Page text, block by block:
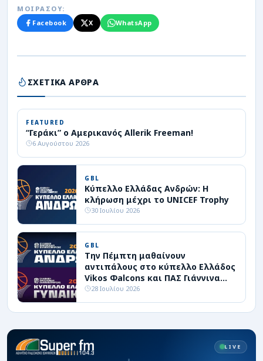
ΜΟΙΡΑΣΟΥ:
Facebook
X WhatsApp
ΣΧΕΤΙΚΑ ΑΡΘΡΑ
FEATURED
“Γεράκι” ο Αμερικανός Allerik Freeman!
6 Αυγούστου 2026
GBL
Κύπελλο Ελλάδας Ανδρών: Η
κλήρωση μέχρι το UNICEF Trophy
30 Ιουλίου 2026
GBL
Την Πέμπτη μαθαίνουν
αντιπάλους στο κύπελλο Ελλάδος
Vikos Φalcons και ΠΑΣ Γιάννινα
WBC
28 Ιουλίου 2026
LIVE